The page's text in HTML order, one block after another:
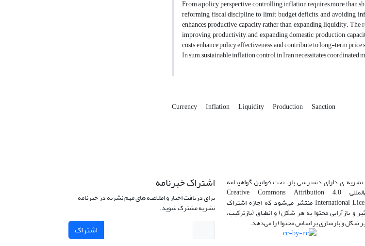
From a policy perspective, controlling inflation requires more than
reforming fiscal discipline to limit budget deficits, and avoiding
enhances productive capacity rather than expanding liquidity.The
improving productivity, and expanding domestic production
costs, enhance policy effectiveness, and contribute to long-term
In sum, sustainable inflation control in Iran necessitates
Currency Inflation Liquidity Production Sanction
نشریه ی دارای دسترسی باز، تحت قوانین گواهینامه
بین‌المللی Creative Commons Attribution 4.0
International License منتشر می‌شود که اجازه اشتراک
و بازآرایی محتوا به هر شکل) و انطباق (بازترکیب،
شکل و بازسازی بر اساس محتوا) را می‌دهد.
اشتراک خبرنامه
برای دریافت اخبار و اطلاعیه های مهم نشریه در خبرنامه
نشریه مشترک شوید.
اشتراک